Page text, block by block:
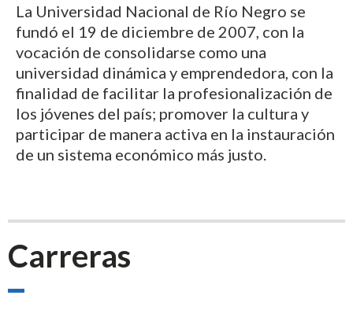
La Universidad Nacional de Río Negro se
fundó el 19 de diciembre de 2007, con la
vocación de consolidarse como una
universidad dinámica y emprendedora, con la
finalidad de facilitar la profesionalización de
los jóvenes del país; promover la cultura y
participar de manera activa en la instauración
de un sistema económico más justo.
Carreras